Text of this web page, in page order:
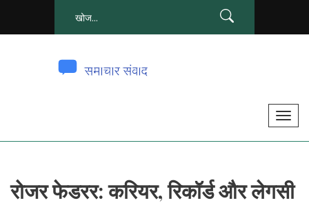
टॉ
सं
रोजर फेडरर: करियर, रिकॉर्ड और लेगसी